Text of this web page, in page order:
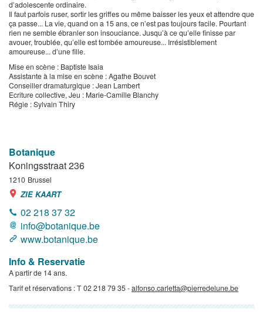
d’adolescente ordinaire.
Il faut parfois ruser, sortir les griffes ou même baisser les yeux et attendre que
ça passe... La vie, quand on a 15 ans, ce n’est pas toujours facile. Pourtant
rien ne semble ébranler son insouciance. Jusqu’à ce qu’elle finisse par
avouer, troublée, qu’elle est tombée amoureuse... Irrésistiblement
amoureuse... d’une fille.
Mise en scène : Baptiste Isaia
Assistante à la mise en scène : Agathe Bouvet
Conseiller dramaturgique : Jean Lambert
Ecriture collective, Jeu : Marie-Camille Blanchy
Régie : Sylvain Thiry
Botanique
Koningsstraat 236
1210 Brussel
ZIE KAART
02 218 37 32
info@botanique.be
www.botanique.be
Info & Reservatie
A partir de 14 ans.
Tarif et réservations : T 02 218 79 35 -alfonso.carletta@pierredelune.be